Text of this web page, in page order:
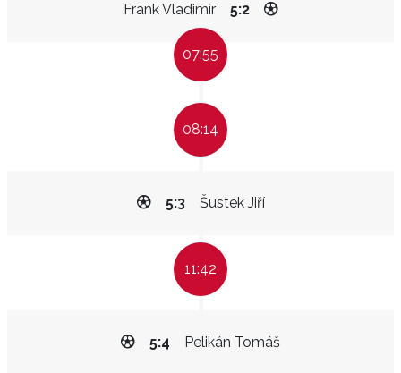
Frank Vladimír 5:2
07:55
08:14
Šustek Jiří
5:3
11:42
Pelikán Tomáš
5:4